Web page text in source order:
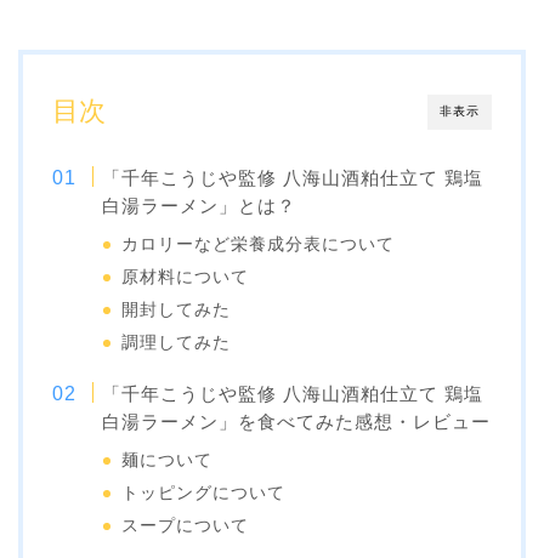
非表示
目次
「千年こうじや監修 八海山酒粕仕立て 鶏塩
白湯ラーメン」とは？
カロリーなど栄養成分表について
原材料について
開封してみた
調理してみた
「千年こうじや監修 八海山酒粕仕立て 鶏塩
白湯ラーメン」を食べてみた感想・レビュー
麺について
トッピングについて
スープについて